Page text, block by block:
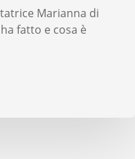
Marianna di
fatto e cosa è